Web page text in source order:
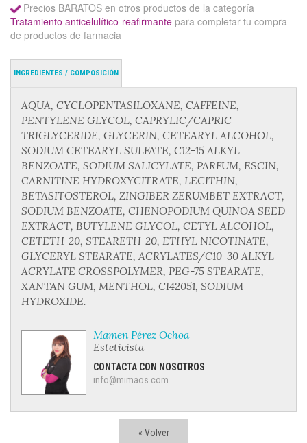
« Volver
Precios BARATOS en otros productos de la categoría
Tratamiento anticelulítico-reafirmante para completar tu compra
de productos de farmacia
INGREDIENTES / COMPOSICIÓN
AQUA, CYCLOPENTASILOXANE, CAFFEINE,
PENTYLENE GLYCOL, CAPRYLIC/CAPRIC
TRIGLYCERIDE, GLYCERIN, CETEARYL ALCOHOL,
SODIUM CETEARYL SULFATE, C12-15 ALKYL
BENZOATE, SODIUM SALICYLATE, PARFUM, ESCIN,
CARNITINE HYDROXYCITRATE, LECITHIN,
BETASITOSTEROL, ZINGIBER ZERUMBET EXTRACT,
SODIUM BENZOATE, CHENOPODIUM QUINOA SEED
EXTRACT, BUTYLENE GLYCOL, CETYL ALCOHOL,
CETETH-20, STEARETH-20, ETHYL NICOTINATE,
GLYCERYL STEARATE, ACRYLATES/C10-30 ALKYL
ACRYLATE CROSSPOLYMER, PEG-75 STEARATE,
XANTAN GUM, MENTHOL, CI42051, SODIUM
HYDROXIDE.
Mamen Pérez Ochoa
Esteticista
CONTACTA CON NOSOTROS
info@mimaos.com